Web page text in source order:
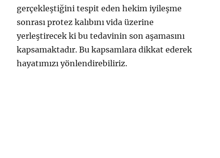
gerçekleştiğini tespit eden hekim iyileşme
sonrası protez kalıbını vida üzerine
yerleştirecek ki bu tedavinin son aşamasını
kapsamaktadır. Bu kapsamlara dikkat ederek
hayatımızı yönlendirebiliriz.